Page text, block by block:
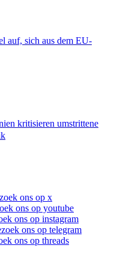
auf, sich aus dem EU-
kritisieren umstrittene
ons op x
ons op youtube
ons op instagram
ons op telegram
ons op threads